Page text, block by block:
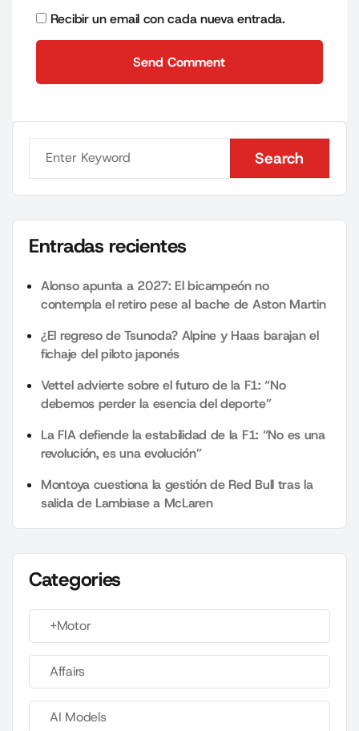
Recibir un email con cada nueva entrada.
Send Comment
Search
Search
Entradas recientes
Alonso apunta a 2027: El bicampeón no
contempla el retiro pese al bache de Aston Martin
¿El regreso de Tsunoda? Alpine y Haas barajan el
fichaje del piloto japonés
Vettel advierte sobre el futuro de la F1: “No
debemos perder la esencia del deporte”
La FIA defiende la estabilidad de la F1: “No es una
revolución, es una evolución”
Montoya cuestiona la gestión de Red Bull tras la
salida de Lambiase a McLaren
Categories
+Motor
Affairs
AI Models